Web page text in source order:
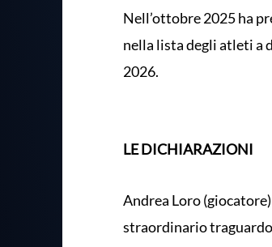
Nell’ottobre 2025 ha
nella lista degli atleti a
2026.
LE DICHIARAZIONI
Andrea Loro
straordinario